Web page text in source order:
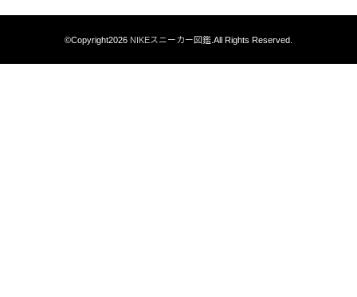
©Copyright2026 NIKEスニーカー図鑑.All Rights Reserved.